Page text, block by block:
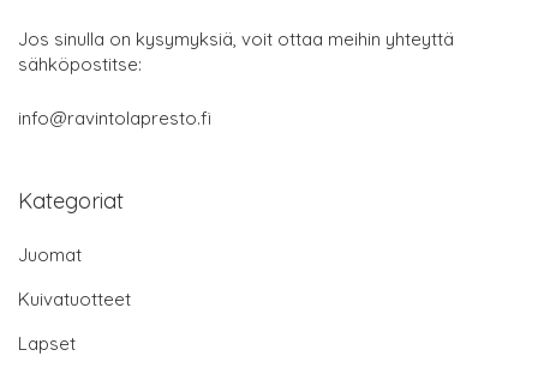
Jos sinulla on kysymyksiä, voit ottaa meihin yhteyttä
sähköpostitse:
info@ravintolapresto.fi
Kategoriat
Juomat
Kuivatuotteet
Lapset